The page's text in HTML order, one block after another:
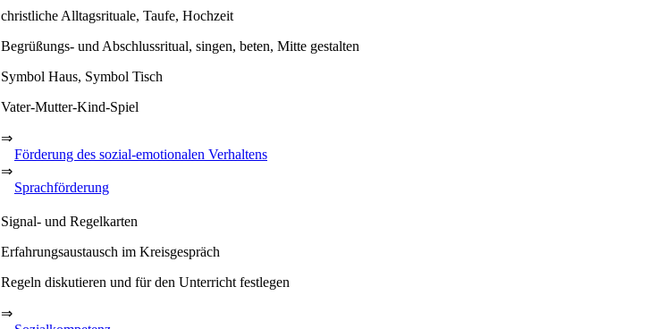
christliche Alltagsrituale, Taufe, Hochzeit
Begrüßungs- und Abschlussritual, singen, beten, Mitte gestalten
Symbol Haus, Symbol Tisch
Vater-Mutter-Kind-Spiel
⇒
Förderung des sozial-emotionalen Verhaltens
⇒
Sprachförderung
Signal- und Regelkarten
Erfahrungsaustausch im Kreisgespräch
Regeln diskutieren und für den Unterricht festlegen
⇒